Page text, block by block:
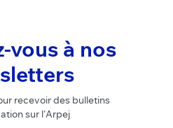
vous à nos
recevoir des bulletins
sur l'Arpej